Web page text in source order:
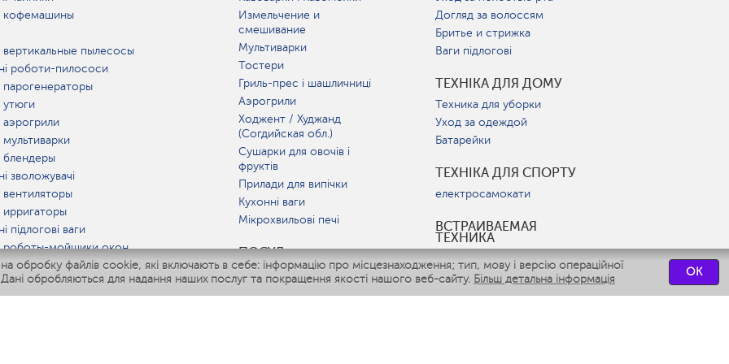
файлів cookie, які включають в себе: інформацію про місцезнаходження; тип, мову і версію операційної
обробляються для надання наших послуг та покращення якості нашого веб-сайту. Більш детальна інформація
OK
кофемашины
пылесосы
роботи-пилососи
зволожувачі
підлогові ваги
роботы-мойщики окон
мультиварки
IQ Home
Измельчение и
смешивание
Мультиварки
Тостери
Гриль-прес і шашличниці
Аэрогрили
Ходжент / Худжанд
(Согдийская обл.)
Сушарки для овочів і
фруктів
Прилади для випічки
Кухонні ваги
Мікрохвильові печі
ПОСУД
Догляд за волоссям
Бритье и стрижка
Ваги підлогові
ТЕХНІКА ДЛЯ ДОМУ
Техника для уборки
Уход за одеждой
Батарейки
ТЕХНІКА ДЛЯ СПОРТУ
електросамокати
ВСТРАИВАЕМАЯ
ТЕХНИКА
Вытяжки
Варочные панели
Духовые шкафы